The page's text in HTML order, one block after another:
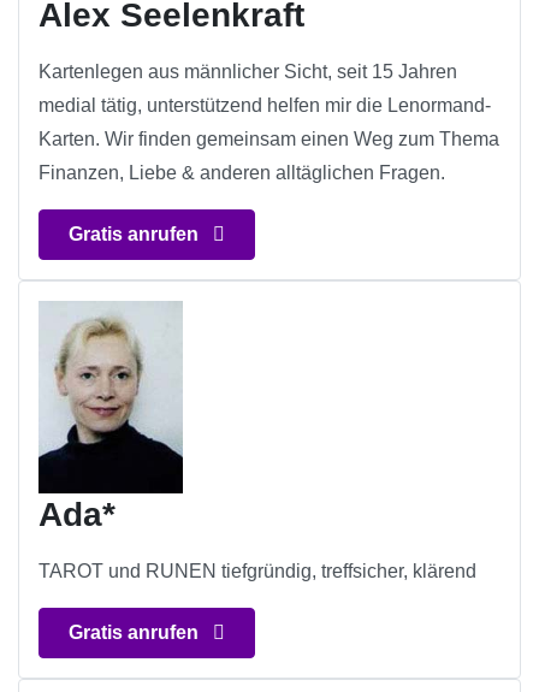
Alex Seelenkraft
Kartenlegen aus männlicher Sicht, seit 15 Jahren
medial tätig, unterstützend helfen mir die Lenormand-
Karten. Wir finden gemeinsam einen Weg zum Thema
Finanzen, Liebe & anderen alltäglichen Fragen.
Gratis anrufen
Ada*
TAROT und RUNEN tiefgründig, treffsicher, klärend
Gratis anrufen